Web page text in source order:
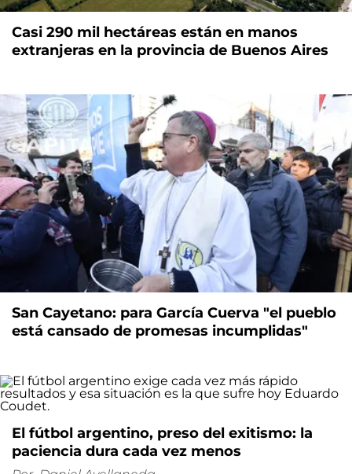
Casi 290 mil hectáreas están en manos
extranjeras en la provincia de Buenos Aires
San Cayetano: para García Cuerva "el pueblo
está cansado de promesas incumplidas"
El fútbol argentino, preso del exitismo: la
paciencia dura cada vez menos